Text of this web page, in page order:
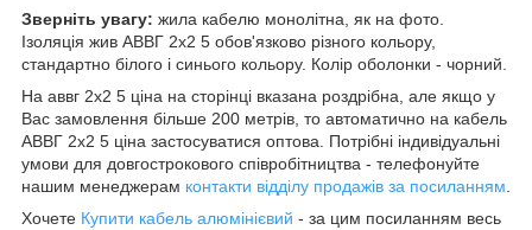
Зверніть увагу: жила кабелю монолітна, як на фото.
Ізоляція жив АВВГ 2х2 5 обов'язково різного кольору,
стандартно білого і синього кольору. Колір оболонки - чорний.
На аввг 2х2 5 ціна на сторінці вказана роздрібна, але якщо у
Вас замовлення більше 200 метрів, то автоматично на кабель
АВВГ 2х2 5 ціна застосуватися оптова. Потрібні індивідуальні
умови для довгострокового співробітництва - телефонуйте
нашим менеджерам контакти відділу продажів за посиланням.
Хочете Купити кабель алюмінієвий - за цим посиланням весь